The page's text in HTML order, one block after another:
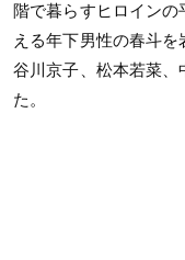
階で暮らすヒロイン
える年下男性の春斗
谷川京子、松本若菜、
た。